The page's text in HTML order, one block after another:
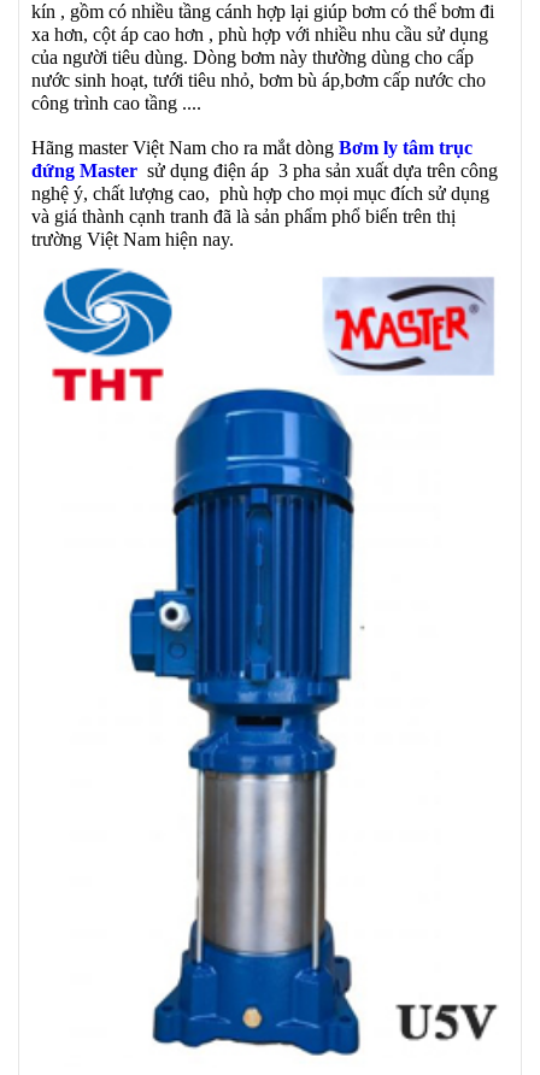
kín , gồm có nhiều tầng cánh hợp lại giúp bơm có thể bơm đi
xa hơn, cột áp cao hơn , phù hợp với nhiều nhu cầu sử dụng
của người tiêu dùng. Dòng bơm này thường dùng cho cấp
nước sinh hoạt, tưới tiêu nhỏ, bơm bù áp,bơm cấp nước cho
công trình cao tầng ....
Hãng master Việt Nam cho ra mắt dòng Bơm ly tâm trục
đứng Master sử dụng điện áp 3 pha sản xuất dựa trên công
nghệ ý, chất lượng cao, phù hợp cho mọi mục đích sử dụng
và giá thành cạnh tranh đã là sản phẩm phổ biến trên thị
trường Việt Nam hiện nay.